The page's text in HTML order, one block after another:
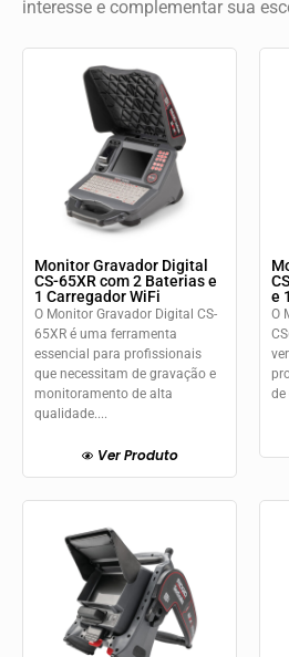
interesse e complementar sua
Monitor Gravador Digital
CS-65XR com 2 Baterias e
1 Carregador WiFi
O Monitor Gravador Digital CS-
65XR é uma ferramenta
essencial para profissionais
que necessitam de gravação e
monitoramento de alta
qualidade....
Ver Produto
e
O
de